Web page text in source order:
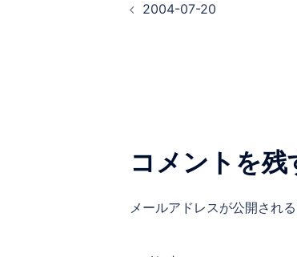
2004-07-20
コメントを残
メールアドレスが公開され